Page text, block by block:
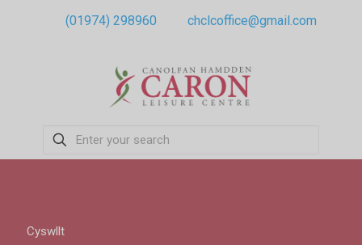
(01974) 298960 chclcoffice@gmail.com
Cyswllt